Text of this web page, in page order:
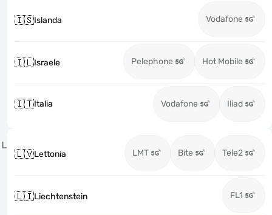
🇮🇸Islanda Vodafone
🇮🇱Israele Pelephone Hot Mobile
🇮🇹Italia Vodafone Iliad
L
🇱🇻Lettonia LMT Bite Tele2
🇱🇮Liechtenstein FL1